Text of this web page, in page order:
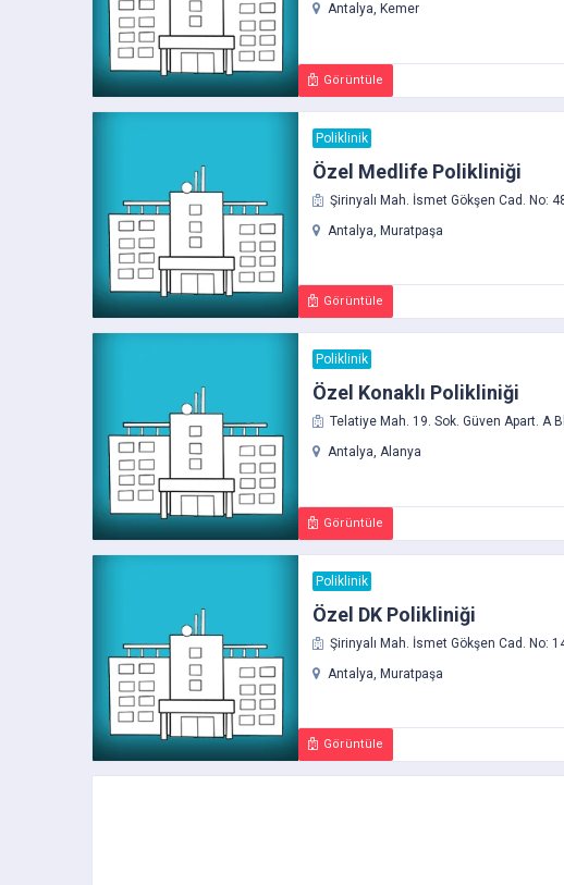
Antalya, Kemer
Görüntüle
Poliklinik
Özel Medlife Polikliniği
Şirinyalı Mah. İsmet Gökşen Cad. No:
Antalya, Muratpaşa
Görüntüle
Poliklinik
Özel Konaklı Polikliniği
Telatiye Mah. 19. Sok. Güven Apart. A
Antalya, Alanya
Görüntüle
Poliklinik
Özel DK Polikliniği
Şirinyalı Mah. İsmet Gökşen Cad. No:
Antalya, Muratpaşa
Görüntüle